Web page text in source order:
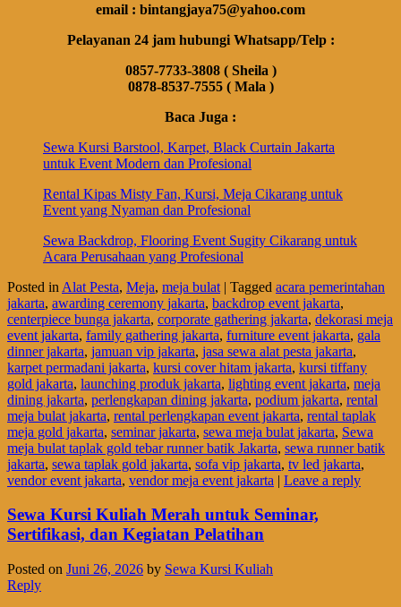
email : bintangjaya75@yahoo.com
Pelayanan 24 jam hubungi Whatsapp/Telp :
0857-7733-3808 ( Sheila )
0878-8537-7555 ( Mala )
Baca Juga :
Sewa Kursi Barstool, Karpet, Black Curtain Jakarta
untuk Event Modern dan Profesional
Rental Kipas Misty Fan, Kursi, Meja Cikarang untuk
Event yang Nyaman dan Profesional
Sewa Backdrop, Flooring Event Sugity Cikarang untuk
Acara Perusahaan yang Profesional
Posted in Alat Pesta, Meja, meja bulat | Tagged acara pemerintahan
jakarta, awarding ceremony jakarta, backdrop event jakarta,
centerpiece bunga jakarta, corporate gathering jakarta, dekorasi meja
event jakarta, family gathering jakarta, furniture event jakarta, gala
dinner jakarta, jamuan vip jakarta, jasa sewa alat pesta jakarta,
karpet permadani jakarta, kursi cover hitam jakarta, kursi tiffany
gold jakarta, launching produk jakarta, lighting event jakarta, meja
dining jakarta, perlengkapan dining jakarta, podium jakarta, rental
meja bulat jakarta, rental perlengkapan event jakarta, rental taplak
meja gold jakarta, seminar jakarta, sewa meja bulat jakarta, Sewa
meja bulat taplak gold tebar runner batik Jakarta, sewa runner batik
jakarta, sewa taplak gold jakarta, sofa vip jakarta, tv led jakarta,
vendor event jakarta, vendor meja event jakarta | Leave a reply
Sewa Kursi Kuliah Merah untuk Seminar,
Sertifikasi, dan Kegiatan Pelatihan
Posted on Juni 26, 2026 by Sewa Kursi Kuliah
Reply